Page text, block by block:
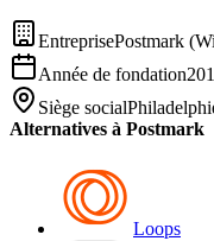
EntreprisePostmark
Année de fondation
Siège social
Alternatives à Postmark
Loops